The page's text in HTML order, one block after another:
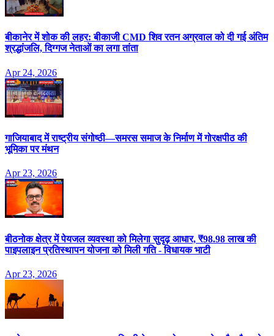
बीकानेर में शोक की लहर: बीकाजी CMD शिव रतन अग्रवाल को दी गई अंतिम
श्रद्धांजलि, दिग्गज नेताओं का लगा तांता
Apr 24, 2026
गाजियाबाद में राष्ट्रीय संगोष्ठी—समरस समाज के निर्माण में गोरक्षपीठ की
भूमिका पर मंथन
Apr 23, 2026
बीठनोक क्षेत्र में पेयजल व्यवस्था को मिलेगा सुदृढ़ आधार, ₹98.98 लाख की
पाइपलाइन प्रतिस्थापन योजना को मिली गति - विधायक भाटी
Apr 23, 2026